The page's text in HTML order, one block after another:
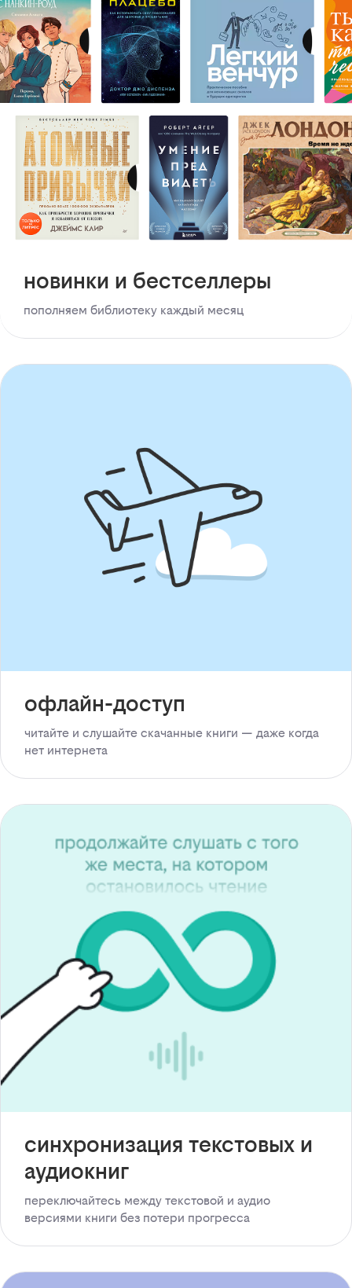
новинки и бестселлеры
пополняем библиотеку каждый месяц
офлайн-доступ
читайте и слушайте скачанные книги — даже когда
нет интернета
синхронизация текстовых и
аудиокниг
переключайтесь между текстовой и аудио
версиями книги без потери прогресса